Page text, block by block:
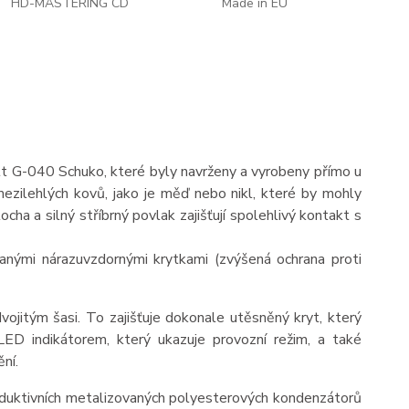
040 Schuko, které byly navrženy a vyrobeny přímo u
kovů, jako je měď nebo nikl, které by mohly
a silný stříbrný povlak zajišťují spolehlivý kontakt s
nárazuvzdornými krytkami (zvýšená ochrana proti
šasi. To zajišťuje dokonale utěsněný kryt, který
indikátorem, který ukazuje provozní režim, a také
metalizovaných polyesterových kondenzátorů